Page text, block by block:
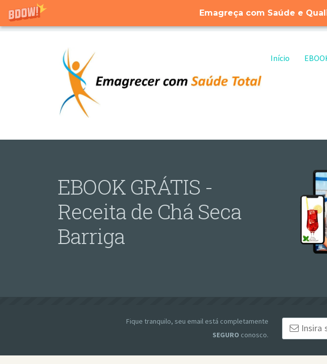
Emagreça com Saúde e
Pular para o
Início
EBOOK GRÁTIS -
Receita de Chá Seca
Barriga
Fique tranquilo, seu email está completamente
SEGURO conosco.